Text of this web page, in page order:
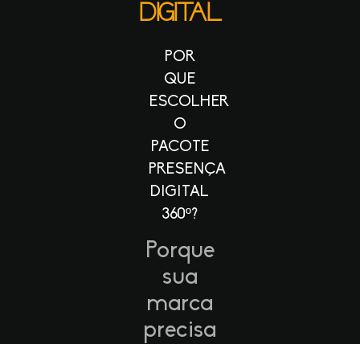
DIGITAL
POR
QUE
ESCOLHER
O
PACOTE
PRESENÇA
DIGITAL
360º?
Porque
sua
marca
precisa